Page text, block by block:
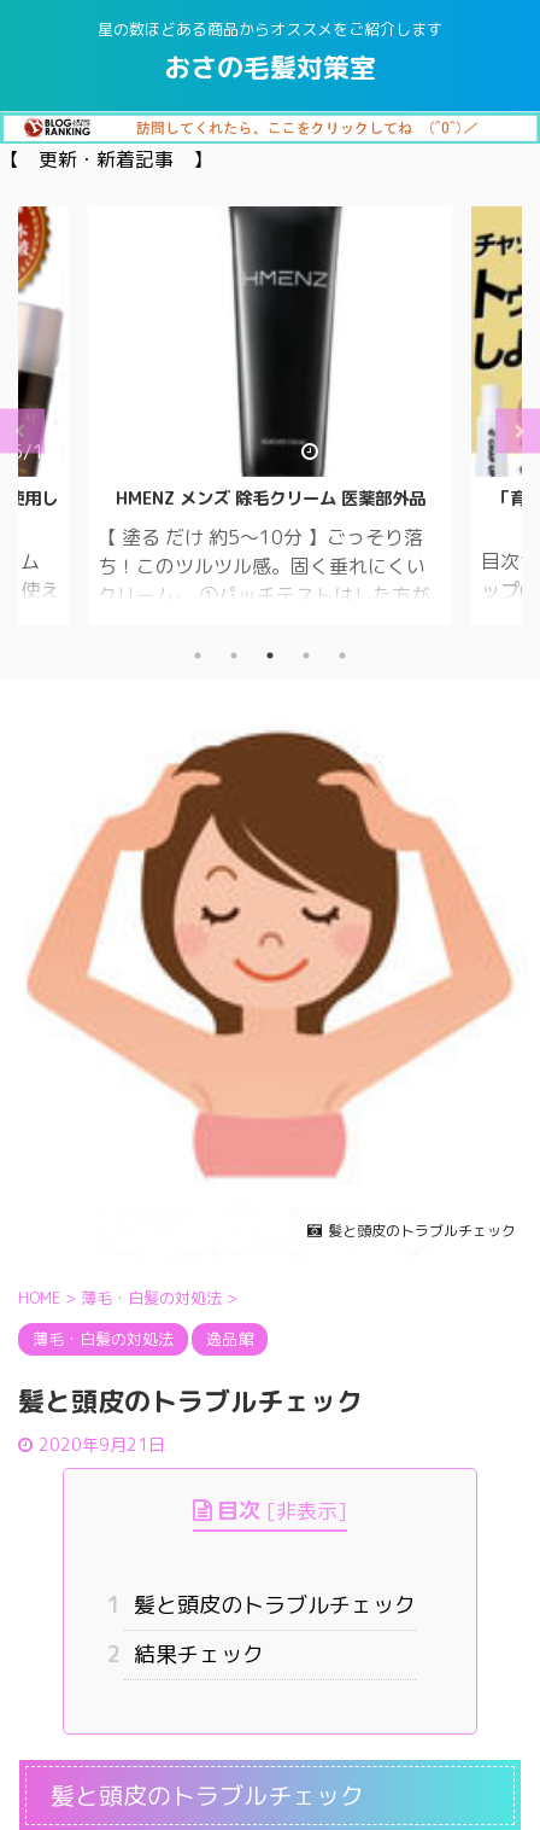
星の数ほどある商品からオススメをご紹介します
おさの毛髪対策室
【 更新・新着記事 】
17
使用し
ーム
使え
2021/10/17
HMENZ メンズ 除毛クリーム 医薬部外品
【 塗る だけ 約5～10分 】ごっそり落
ち！このツルツル感。固く垂れにくい
クリーム。 ①パッチテストはした方が
ー起こします。 ②手触りはリンスみた
も大丈夫ですが、出来れば、なるべく2
センチくらいが良いかと思います。 ⑤
ほとんどチクチク感は有りません。 ⑥
時間経ちましたらガーゼとかと書いて
ますが、自分は100均のクイックルワイ
パー使用しました。 ⑦擦るように毛を
撫でていくと、面白いほど取れていき
ます。 ...
「育
目次1
ップ
成分
アッ
髪と頭皮のトラブルチェック
HOME > 薄毛・白髪の対処法 >
薄毛・白髪の対処法
逸品館
髪と頭皮のトラブルチェック
2020年9月21日
目次 [非表示]
1
髪と頭皮のトラブルチェック
2 結果チェック
髪と頭皮のトラブルチェック